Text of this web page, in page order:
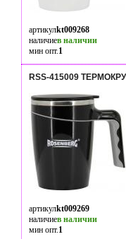
артикулkt009268
наличиев наличии
мин опт.1
RSS-415009
артикулkt009269
наличиев наличии
мин опт.1